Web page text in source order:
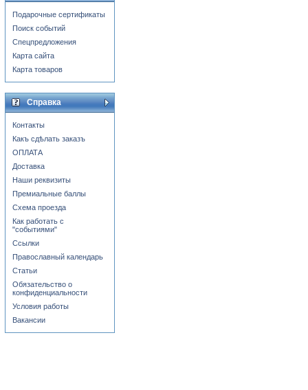
Подарочные сертификаты
Поиск событий
Спецпредложения
Карта сайта
Карта товаров
Справка
Контакты
Какъ сдѣлать заказъ
ОПЛАТА
Доставка
Наши реквизиты
Премиальные баллы
Схема проезда
Как работать с
"событиями"
Ссылки
Православный календарь
Статьи
Обязательство о
конфиденциальности
Условия работы
Вакансии